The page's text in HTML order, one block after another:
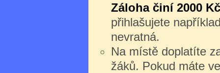
Záloha činí 2000
přihlašujete
nevratná.
Na místě doplatíte
žáků. Pokud máte